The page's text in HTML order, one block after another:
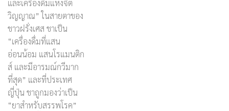
และเครื่องดื่มแห่งจิต
วิญญาณ” ในสายตาของ
ชาวฝรั่งเศส ชาเป็น
“เครื่องดื่มที่แสน
อ่อนน้อม แสนโรแมนติก
ส์ และมีอารมณ์กวีมาก
ที่สุด” และที่ประเทศ
ญี่ปุ่น ชาถูกมองว่าเป็น
“ยาสำหรับสรรพโรค”